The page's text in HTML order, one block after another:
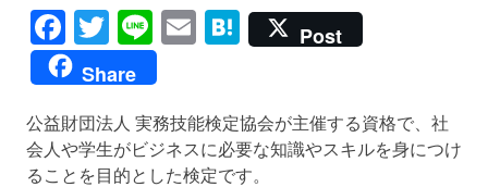
Facebook
TwitterLineEmailHatena
Post
Share
公益財団法人 実務技能検定協会が主催する資格で、社
会人や学生がビジネスに必要な知識やスキルを身につけ
ることを目的とした検定です。